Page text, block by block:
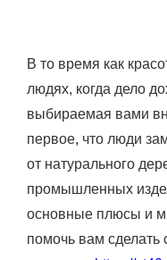
В то время как
людях, когда дело
выбираемая вами
первое, что люди
от натурального
промышленных
основные плюсы и
помочь вам